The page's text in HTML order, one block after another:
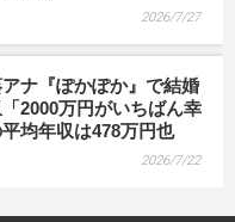
2026/7/27
ナ『ぽかぽか』で結婚
2000万円がいちばん幸
均年収は478万円也
2026/7/22